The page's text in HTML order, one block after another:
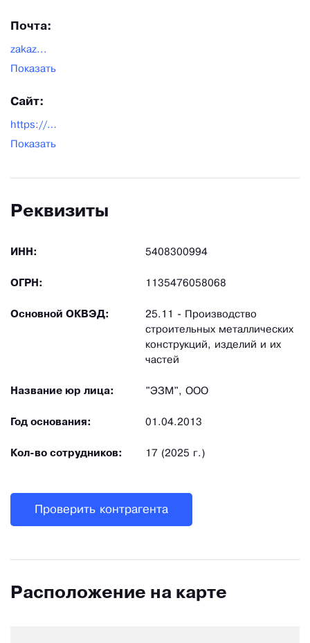
Почта:
zakaz...
Показать
Сайт:
https://ezm1.ru/
Показать
Реквизиты
ИНН: 5408300994
ОГРН: 1135476058068
Основной ОКВЭД:
25.11 - Производство
строительных металлических
конструкций, изделий и их
частей
Название юр лица: "ЭЗМ", ООО
Год основания: 01.04.2013
Кол-во сотрудников: 17 (2025 г.)
Проверить контрагента
Расположение на карте